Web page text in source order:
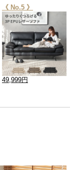
《 No.5 》
49,999円